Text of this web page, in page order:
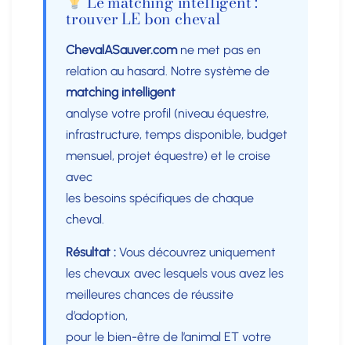
trouver LE bon cheval
ChevalASauver.comne met pas en
relation au hasard. Notre système de
matching intelligent
analyse votre profil (niveau équestre,
infrastructure, temps disponible, budget
mensuel, projet équestre) et le croise
avec
les besoins spécifiques de chaque
cheval.
Résultat : Vous découvrez uniquement
les chevaux avec lesquels vous avez les
meilleures chances de réussite
d’adoption,
pour le bien-être de l’animal ET votre